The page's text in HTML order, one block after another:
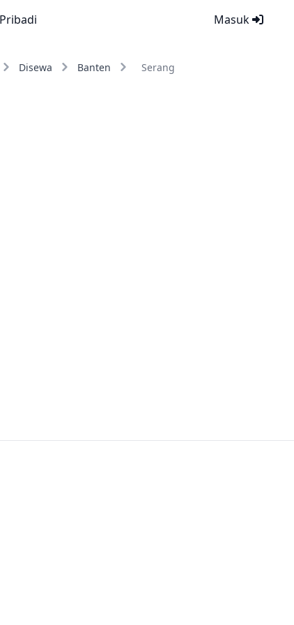
Masuk
Disewa Banten Serang